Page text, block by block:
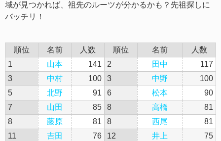
域が見つかれば、祖先のルーツが分かるかも？先祖探しに
バッチリ！
順位 名前 人数 順位 名前
人数
1
山本 141 2 田中
117
3
中村 100 3 中野
100
5
北野 91 6 松本
90
7
山田 85 8 高橋
81
8
藤原 81 8 西尾
81
11
吉田 76 12 井上
75